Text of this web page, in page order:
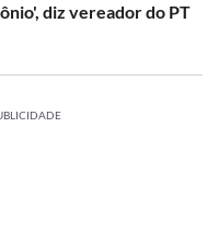
diz vereador do PT